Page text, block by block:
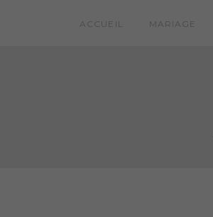
ACCUEIL MARIAGE